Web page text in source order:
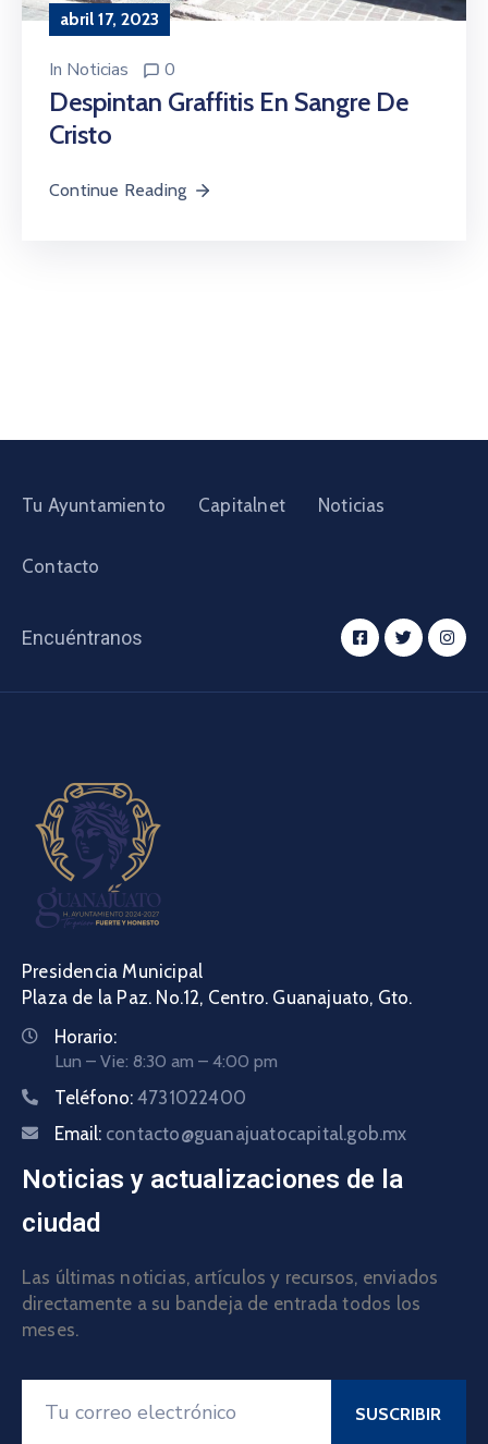
abril 17, 2023
In Noticias 0
Despintan Graffitis En Sangre De
Cristo
Continue Reading
Tu Ayuntamiento Capitalnet Noticias
Contacto
Encuéntranos
Presidencia Municipal
Plaza de la Paz. No.12, Centro. Guanajuato, Gto.
Horario:
Lun – Vie: 8:30 am – 4:00 pm
Teléfono: 4731022400
Email: contacto@guanajuatocapital.gob.mx
Noticias y actualizaciones de la
ciudad
Las últimas noticias, artículos y recursos, enviados
directamente a su bandeja de entrada todos los
meses.